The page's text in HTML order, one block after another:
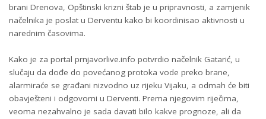
brani Drenova, Opštinski krizni štab je u pripravnosti, a zamjenik
načelnika je poslat u Derventu kako bi koordinisao aktivnosti u
narednim časovima.
Kako je za portal prnjavorlive.info potvrdio načelnik Gatarić, u
slučaju da dođe do povećanog protoka vode preko brane,
alarmiraće se građani nizvodno uz rijeku Vijaku, a odmah će biti
obavješteni i odgovorni u Derventi. Prema njegovim riječima,
veoma nezahvalno je sada davati bilo kakve prognoze, ali da